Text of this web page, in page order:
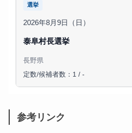
選挙
2026年8月9日（日）
泰阜村長選挙
長野県
定数/候補者数：1 / -
参考リンク